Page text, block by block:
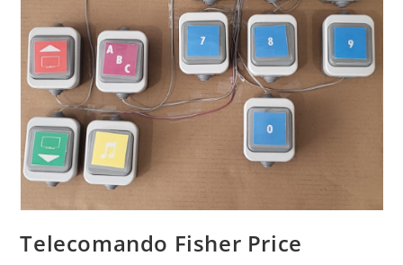
Telecomando Fisher Price